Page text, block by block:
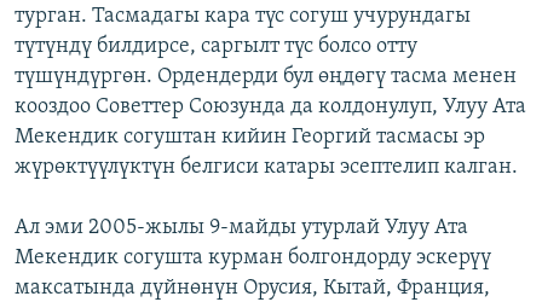
турган. Тасмадагы кара түс согуш учурундагы
түтүндү билдирсе, саргылт түс болсо отту
түшүндүргөн. Ордендерди бул өңдөгү тасма менен
кооздоо Советтер Союзунда да колдонулуп, Улуу Ата
Мекендик согуштан кийин Георгий тасмасы эр
жүрөктүүлүктүн белгиси катары эсептелип калган.
Ал эми 2005-жылы 9-майды утурлай Улуу Ата
Мекендик согушта курман болгондорду эскерүү
максатында дүйнөнүн Орусия, Кытай, Франция,